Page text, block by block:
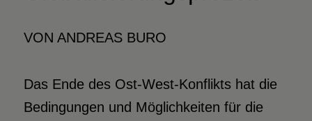
VON ANDREAS BURO
Das Ende des Ost-West-Konflikts hat die
Bedingungen und Möglichkeiten für die